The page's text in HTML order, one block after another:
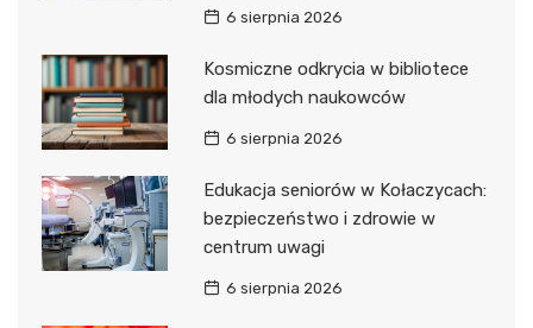
6 sierpnia 2026
Kosmiczne odkrycia w bibliotece
dla młodych naukowców
6 sierpnia 2026
Edukacja seniorów w Kołaczycach:
bezpieczeństwo i zdrowie w
centrum uwagi
6 sierpnia 2026